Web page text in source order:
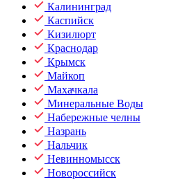
Калининград
Каспийск
Кизилюрт
Краснодар
Крымск
Майкоп
Махачкала
Минеральные Воды
Набережные челны
Назрань
Нальчик
Невинномысск
Новороссийск